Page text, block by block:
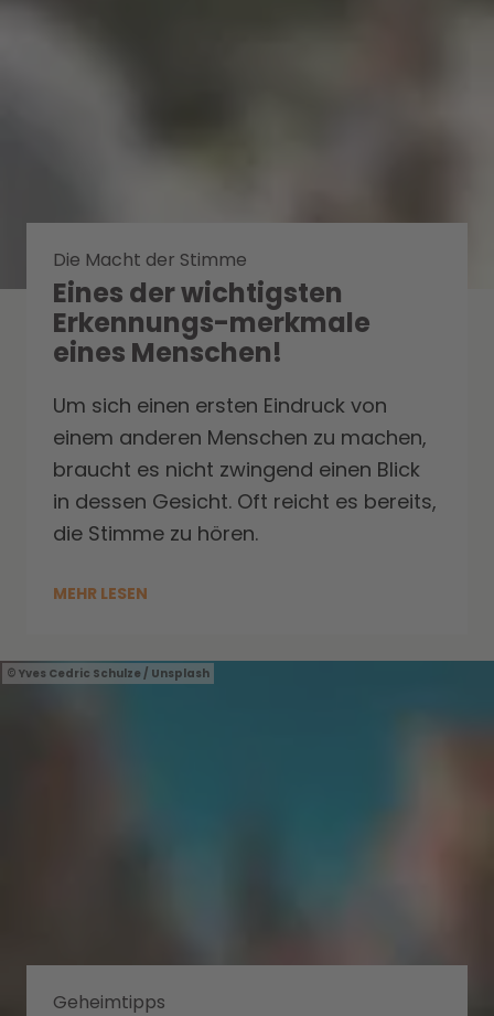
Die Macht der Stimme
Eines der wichtigsten
Erkennungs-merkmale
eines Menschen!
Um sich einen ersten Eindruck von
einem anderen Menschen zu machen,
braucht es nicht zwingend einen Blick
in dessen Gesicht. Oft reicht es bereits,
die Stimme zu hören.
MEHR LESEN
Yves Cedric Schulze / Unsplash
Geheimtipps